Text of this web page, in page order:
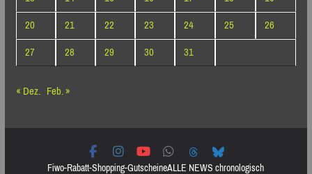
20
21 22 23 24 25
26
27
28 29 30
31
« Dez. Feb. »
Fiwo-Rabatt-Shopping-GutscheineALLE NEWS chronologisch